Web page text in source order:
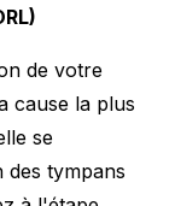
de votre
cause la plus
se
des tympans